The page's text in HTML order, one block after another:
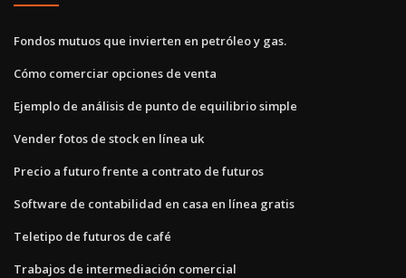
Fondos mutuos que invierten en petróleo y gas.
Cómo comerciar opciones de venta
Ejemplo de análisis de punto de equilibrio simple
Vender fotos de stock en línea uk
Precio a futuro frente a contrato de futuros
Software de contabilidad en casa en línea gratis
Teletipo de futuros de café
Trabajos de intermediación comercial